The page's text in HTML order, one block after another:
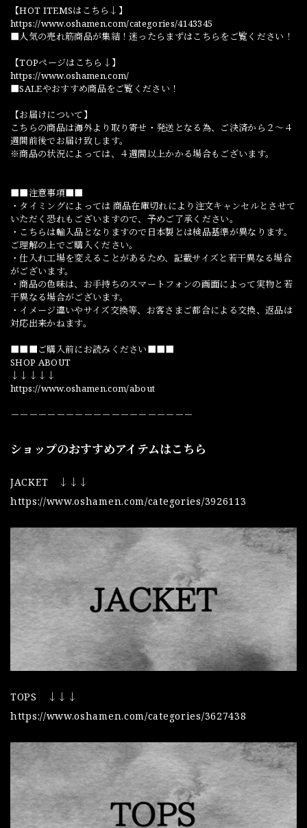
【HOT ITEMSはこちら↓】
https://www.oshamen.com/categories/4143345
■人気の売れ筋商品が集結！迷ったらまずはこちらをご覧ください！
【TOPページはこちら↓】
https://www.oshamen.com/
■SALEやおすすめ商品をご覧ください！
【お届けについて】
こちらの商品は海外より取り寄せ・発送となる為、ご決済から２～４
週間前後でお届け致します。
※商品の状況によっては、４週間以上かかる場合もございます。
■■注意事項■■
・タイミングによっては 商品在庫切れにより注文キャンセルとさせて
いただく恐れもございますので、予めご了承ください。
・こちらは輸入品となりますので日本製とは検品基準が異なります。
ご理解の上でご購入ください。
・仕入れ工場を変えることがあるため、記載サイズと若干異なる場合
がございます。
・商品の色味は、お手持ちのスマートフォンの画面によって実物と若
干異なる場合がございます。
・イメージ違いやサイズ交換等、お客さまご都合による交換、返品は
対応出来かねます。
■■■ご購入前にお読みください■■■
SHOP ABOUT
↓↓↓↓↓
https://www.oshamen.com/about
－－－－－－－－－－－－－－－－－－－－
ショップのおすすめアイテムはこちら
JACKET ↓↓↓
https://www.oshamen.com/categories/3926113
TOPS ↓↓↓
https://www.oshamen.com/categories/3627438